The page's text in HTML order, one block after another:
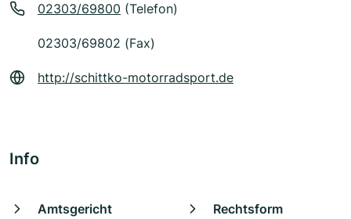
02303/69800 (Telefon)
02303/69802 (Fax)
http://schittko-motorradsport.de
Info
Amtsgericht
Rechtsform